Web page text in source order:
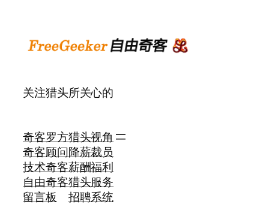
关注猎头所关心的
奇客罗方
奇客顾问
技术奇客
自由奇客
留言板
猎头视角
降薪裁员
薪酬福利
猎头服务
招聘系统